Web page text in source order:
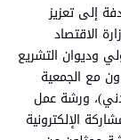
إلى تعزيز
الاقتصاد
وديوان التشريع
مع الجمعية
ورشة عمل
الإلكترونية